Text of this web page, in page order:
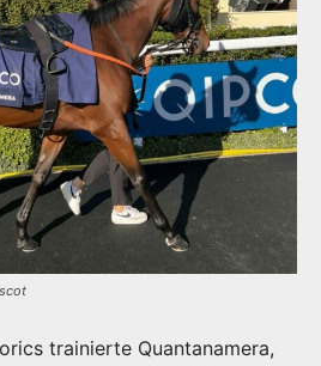
trainierte Quantanamera,